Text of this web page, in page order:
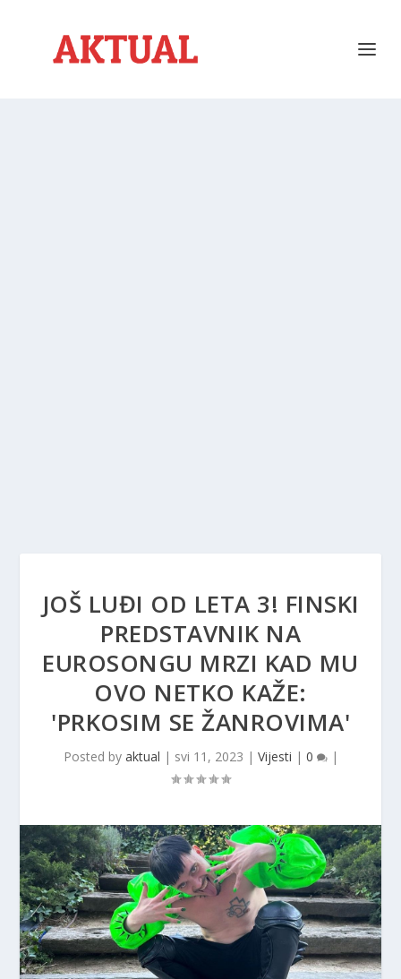
JOŠ LUĐI OD LETA 3! FINSKI
PREDSTAVNIK NA
EUROSONGU MRZI KAD MU
OVO NETKO KAŽE:
'PRKOSIM SE ŽANROVIMA'
Posted by aktual | svi 11, 2023 | Vijesti | 0 |